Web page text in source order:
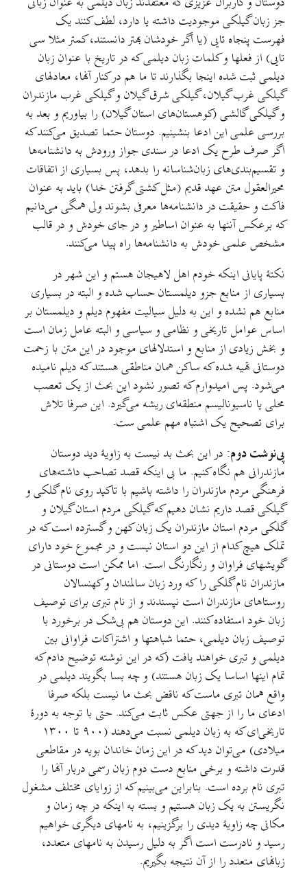
جز زبان گیلکی موجودیت داشته یا دارد، لطف کنند یک
فهرست پنجاه تایی (یا اگر خودشان بهتر دانستند، کمتر مثلا سی
تایی) از فعلها و کلمات زبان دیلمی که در تاریخ با عنوان زبان
دیلمی ثبت شده اینجا بگذارند تا ما هم در کنار آنها، معادلهای
گیلکی غرب گیلان، گیلکی شرق گیلان و گیلکی غرب مازندران
و گیلکی گالشی (کوهستان‌های استان گیلان) را بیاوریم و بعد به
بررسی علمی این ادعا بنشینیم. دوستان حتما تصدیق می‌کنند که
اگر صرف طرح یک ادعا در سندی جواز ورودش به دانشنامه‌ها
و تقسیم‌بندی‌های زبان‌شناسانه را بدهد، پس بسیاری از اتفاقات
محیرالعقول متن عهد قدیم (مثل کشتی گرفتن خدا)‌ باید به عنوان
فاکت و حقیقت در دانشنامه‌ها معرفی بشوند ولی همگی می‌دانیم
که برعکس آننها به عنوان اساطیر و در جای خودش و در قالب
مشخص علمی خودش به دانشنامه‌ها راه پیدا می‌کنند.
نکتهٔ پایانی اینکه خودم اهل لاهیجان هستم و این شهر در
بسیاری از منابع جزو دیلمستان حساب شده و البته در بسیاری
منابع هم نشده و این به دلیل سیالیت مفهوم دیلم و دیلمستان بر
اساس عوامل تاریخی و نظامی و سیاسی و البته عامل زمان است
و بخش زیادی از منابع و استدلالهای موجود در این متن با زحمت
دوستانی تهیه شده که ساکن همان مناطقی هستند که دیلم نامیده
می‌شود. پس امیدوارم که تصور نشود این بحث از یک تعصب
محلی یا ناسیونالیسم منطقه‌ای ریشه می‌گیرد. این صرفا تلاش
برای تصحیح یک اشتباه مهم علمی ست.
پی‌نوشت دوم: در این بحث بد نیست به زاویهٔ دید دوستان
مازندرانی هم نگاه کنیم. ما بی اینکه قصد تصاحب داشته‌های
فرهنگی مردم مازندران را داشته باشیم با تاکید روی نام گلکی و
گیلکی قصد داریم نشان دهیم که گیلکی مردم استان گیلان و
گلکی مردم استان مازندران یک زبان کهن و گسترده است که در
تملک هیچ کدام از این دو استان نیست و در مجموع خود دارای
گویشهای فراوان و رنگارنگ است. اما ممکن است دوستانی در
مازندران نام گلکی را که ورد زبان سالمندان و کهنسالان
روستاهای مازندران است نپسندند و از نام تبری برای توصیف
زبان خود استفاده کنند. این دوستان هم بی‌شک در برخورد با
توصیف زبان دیلمی، حتما شباهتها و اشتراکات فراوانی بین
دیلمی و تبری خواهند یافت (که در این نوشته توضيح دادم که
تمام اینها اساسا یک زبان هستند) و چه بسا بگویند دیلمی در
واقع همان تبری ماست که ناقض بحث ما نیست بلکه صرفا
ادعای ما را از جهتی عکس ثابت می‌کند. حتی با توجه به دورهٔ
تاریخی‌ای که به زبان دیلمی نسبت می‌دهند (۹۰۰ تا ۱۳۰۰
میلادی) می‌توان دید که در این زمان خاندان بویه در مقاطعی
قدرت داشته و برخی منابع دست دوم زبان رسمی دربار آنها را
تبری نام برده است. بنابراین می‌بینیم که از زوایای مختلف مشغول
نگریستن به یک زبان هستیم و بسته به اینکه در چه زمان و
مکانی چه زاویهٔ دیدی را برگزینیم، به نامهای دیگری خواهیم
رسید و نادرست است اگر به دلیل رسیدن به نامهای متعدد،
زبانهای متعدد را از آن نتیجه بگیریم.